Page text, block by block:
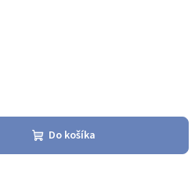
Do košíka